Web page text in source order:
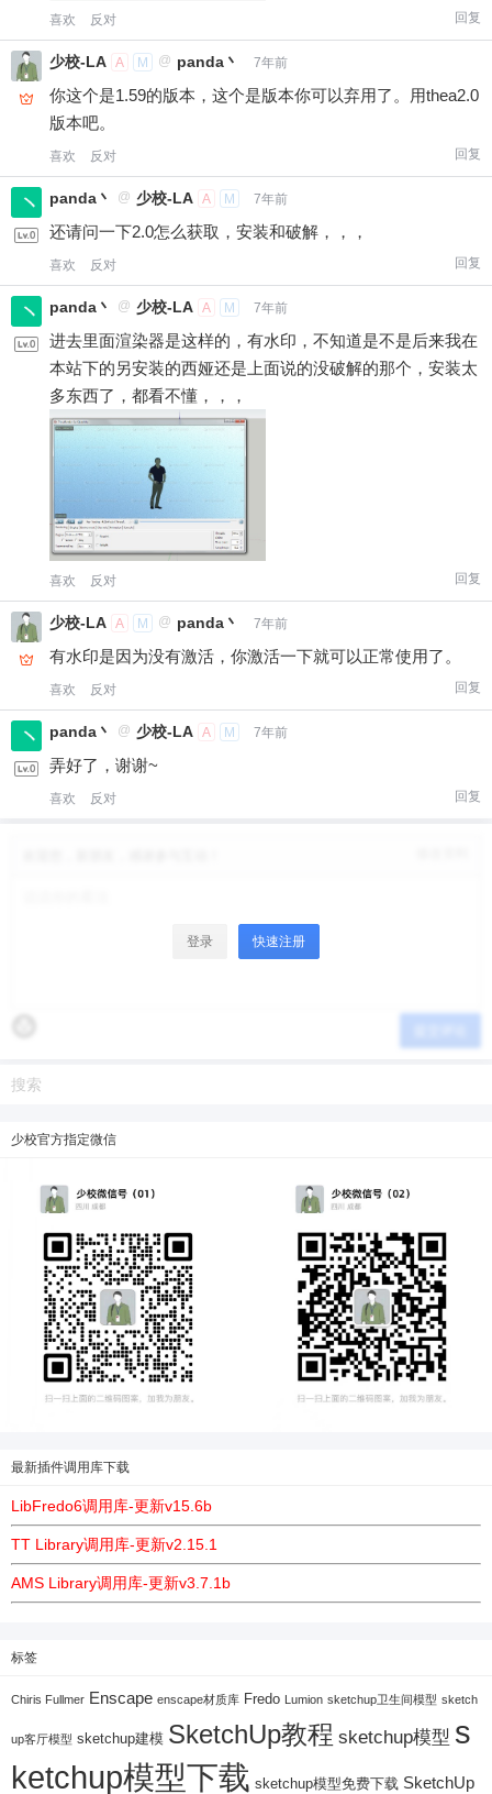
喜欢 反对 回复
少校-LA A M @ panda丶 7年前
你这个是1.59的版本，这个是版本你可以弃用了。用thea2.0
版本吧。
喜欢 反对 回复
panda丶 @ 少校-LA A M 7年前
还请问一下2.0怎么获取，安装和破解，，，
喜欢 反对 回复
panda丶 @ 少校-LA A M 7年前
进去里面渲染器是这样的，有水印，不知道是不是后来我在
本站下的另安装的西娅还是上面说的没破解的那个，安装太
多东西了，都看不懂，，，
喜欢 反对 回复
少校-LA A M @ panda丶 7年前
有水印是因为没有激活，你激活一下就可以正常使用了。
喜欢 反对 回复
panda丶 @ 少校-LA A M 7年前
弄好了，谢谢~
喜欢 反对 回复
登录 快速注册
少校官方指定微信
最新插件调用库下载
LibFredo6调用库-更新v15.6b
TT Library调用库-更新v2.15.1
AMS Library调用库-更新v3.7.1b
标签
Chiris Fullmer Enscape enscape材质库 Fredo Lumion sketchup卫生间模型 sketch
up客厅模型 sketchup建模 SketchUp教程 sketchup模型 s
ketchup模型下载 sketchup模型免费下载 SketchUp